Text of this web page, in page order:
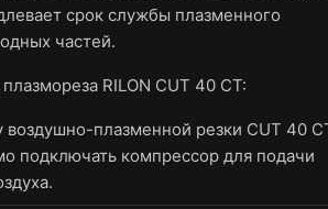
срок службы плазменного
частей.
RILON CUT 40 СT:
воздушно-плазменной резки CUT 40
подключать компрессор для подачи